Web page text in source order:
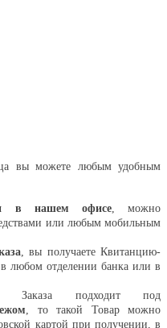
вы можете любым удобным
в нашем офисе, можно
или любым мобильным
, вы получаете Квитанцию-
любом отделении банка или в
Заказа подходит под
, то такой Товар можно
картой при получении, в